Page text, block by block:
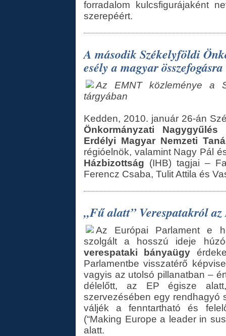
forradalom kulcsfigurájaként
szerepéért.
A második Székelyföldi
esély a magyar összefogásra
Az EMNT közleménye a
tárgyában
Kedden, 2010. január 26-án
Önkormányzati Nagygyűlés
Erdélyi Magyar Nemzeti
régióelnök, valamint Nagy Pál
Házbizottság (IHB) tagjai –
Ferencz Csaba, Tulit Attila és
„Fű alatt” Verespatakról az
Az Európai Parlament e
szolgált a hosszú ideje
verespataki bányaügy
Parlamentbe visszatérő
vagyis az utolsó pillanatban –
délelőtt, az EP égisze
szervezésében egy rendhagyó
váljék a fenntartható és
(“Making Europe a leader in
alatt.